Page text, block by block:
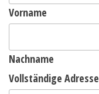
Vorname
Nachname
Vollständige Adresse